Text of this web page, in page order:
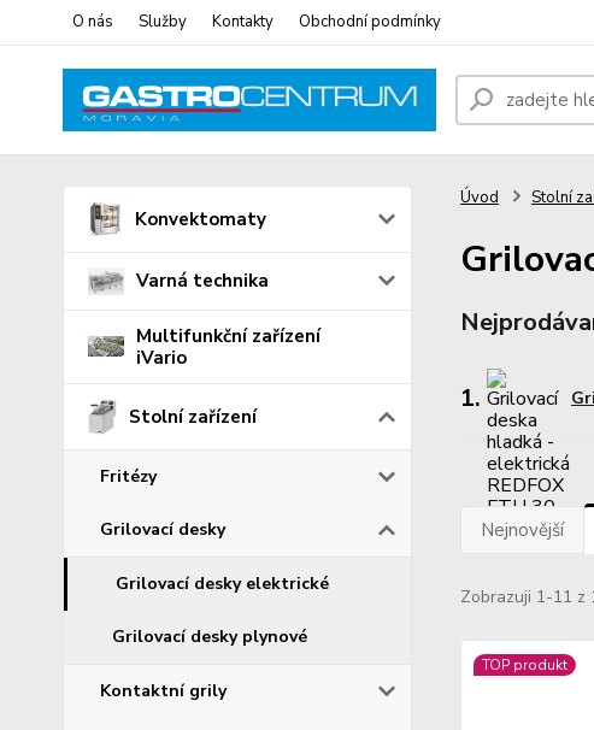
O nás Služby Kontakty Obchodní podmínky
Konvektomaty
Varná technika
Multifunkční zařízení
iVario
Stolní zařízení
Fritézy
Grilovací desky
Grilovací desky elektrické
Grilovací desky plynové
Kontaktní grily
Úvod Stolní
1.
Nejnovější
Zobrazuji 1-11 z
TOP produkt